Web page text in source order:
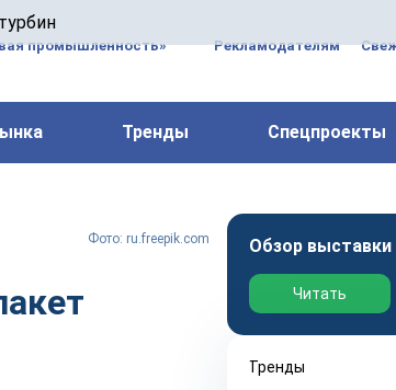
турбин, комплексным ремонтом,
которые работают на
промышленность» Рекламодателям
Тренды Спецпроекты
Фото: ru.freepik.com Обзор
Читать
Тренды